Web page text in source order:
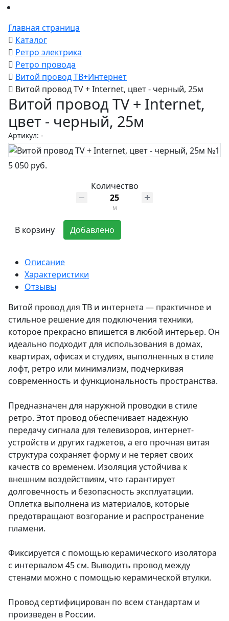
Главная страница
Каталог
Ретро электрика
Ретро провода
Витой провод ТВ+Интернет
Витой провод TV + Internet, цвет - черный, 25м
Витой провод TV + Internet,
цвет - черный, 25м
Артикул: -
5 050 руб.
Количество
м
В корзину Добавлено
Описание
Характеристики
Отзывы
Витой провод для ТВ и интернета — практичное и
стильное решение для подключения техники,
которое прекрасно впишется в любой интерьер. Он
идеально подходит для использования в домах,
квартирах, офисах и студиях, выполненных в стиле
лофт, ретро или минимализм, подчеркивая
современность и функциональность пространства.
Предназначен для наружной проводки в стиле
ретро. Этот провод обеспечивает надежную
передачу сигнала для телевизоров, интернет-
устройств и других гаджетов, а его прочная витая
структура сохраняет форму и не теряет своих
качеств со временем. Изоляция устойчива к
внешним воздействиям, что гарантирует
долговечность и безопасность эксплуатации.
Оплетка выполнена из материалов, которые
предотвращают возгорание и распространение
пламени.
Фиксируется с помощью керамического изолятора
с интервалом 45 см. Выводить провод между
стенами можно с помощью керамической втулки.
Провод сертифицирован по всем стандартам и
произведен в России.